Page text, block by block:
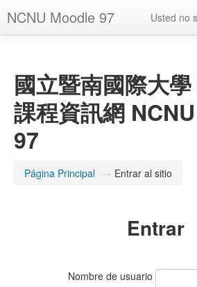
NCNU Moodle 97
Usted no
國立暨南國際大
課程資訊網
97
Página Principal → Entrar al sitio
Entrar
Nombre de usuario